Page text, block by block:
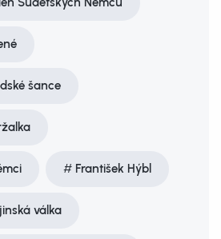
šance
František Hýbl
válka